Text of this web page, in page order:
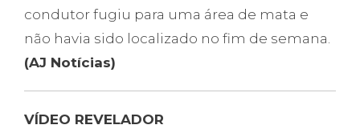
condutor fugiu para uma área de mata e
não havia sido localizado no fim de semana.
(AJ Notícias)
VÍDEO REVELADOR